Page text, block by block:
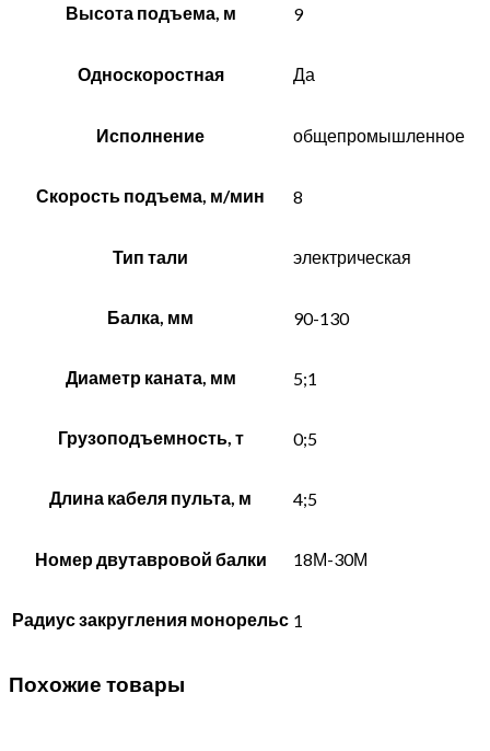
Высота подъема, м 9
Односкоростная Да
Исполнение общепромышленное
Скорость подъема, м/мин 8
Тип тали электрическая
Балка, мм 90-130
Диаметр каната, мм 5;1
Грузоподъемность, т 0;5
Длина кабеля пульта, м 4;5
Номер двутавровой балки 18М-30М
Радиус закругления монорельс 1
Похожие товары